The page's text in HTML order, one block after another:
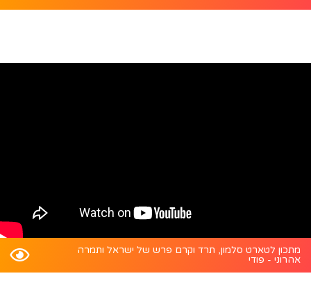
מתכון לטארט סלמון, תרד וקרם פרש של ישראל ותמרה
אהרוני - פודי